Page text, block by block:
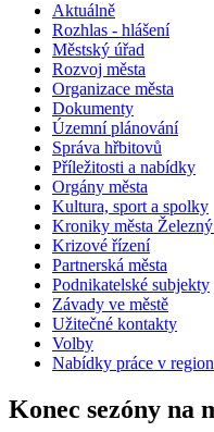
Aktuálně
Rozhlas - hlášení
Městský úřad
Rozvoj města
Organizace města
Dokumenty
Územní plánování
Správa hřbitovů
Příležitosti a nabídky
Orgány města
Kultura, sport a spolky
Kroniky města
Krizové řízení
Partnerská města
Podnikatelské subjekty
Závady ve městě
Užitečné kontakty
Volby
Nabídky práce v
Konec sezóny na